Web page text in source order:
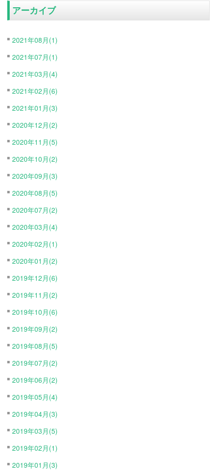
アーカイブ
2021年08月(1)
2021年07月(1)
2021年03月(4)
2021年02月(6)
2021年01月(3)
2020年12月(2)
2020年11月(5)
2020年10月(2)
2020年09月(3)
2020年08月(5)
2020年07月(2)
2020年03月(4)
2020年02月(1)
2020年01月(2)
2019年12月(6)
2019年11月(2)
2019年10月(6)
2019年09月(2)
2019年08月(5)
2019年07月(2)
2019年06月(2)
2019年05月(4)
2019年04月(3)
2019年03月(5)
2019年02月(1)
2019年01月(3)